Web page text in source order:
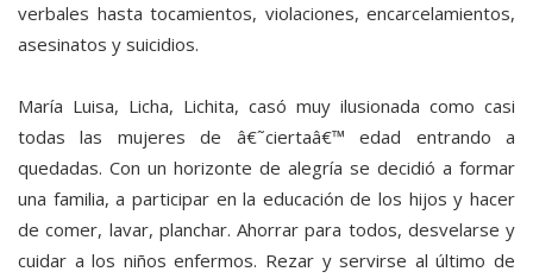
verbales hasta tocamientos, violaciones, encarcelamientos,
asesinatos y suicidios.
María Luisa, Licha, Lichita, casó muy ilusionada como casi
todas las mujeres de â€˜ciertaâ€™ edad entrando a
quedadas. Con un horizonte de alegría se decidió a formar
una familia, a participar en la educación de los hijos y hacer
de comer, lavar, planchar. Ahorrar para todos, desvelarse y
cuidar a los niños enfermos. Rezar y servirse al último de